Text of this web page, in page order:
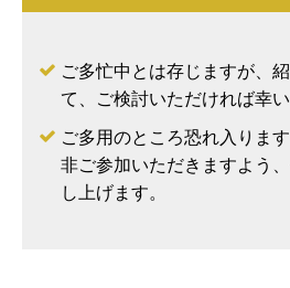
ご多忙中とは存じますが、
て、ご検討いただければ幸い
ご多用のところ恐れ入りま
非ご参加いただきますよう
し上げます。